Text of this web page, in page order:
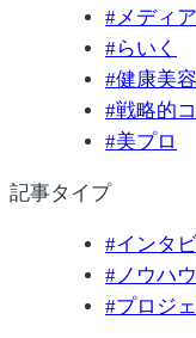
#メディア
#らいく
#健康美
#戦略的
#美プロ
記事タイプ
#インタ
# ノウハウ
#プロジ